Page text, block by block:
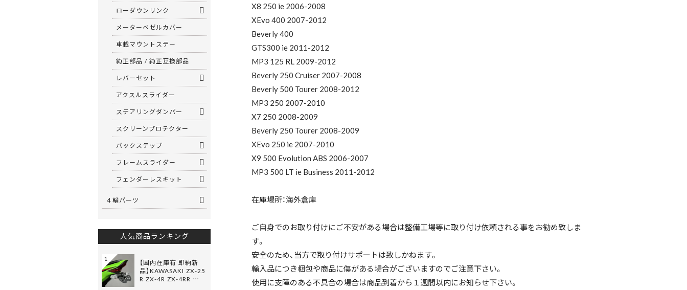
X8 250 ie 2006-2008
XEvo 400 2007-2012
Beverly 400
GTS300 ie 2011-2012
MP3 125 RL 2009-2012
Beverly 250 Cruiser 2007-2008
Beverly 500 Tourer 2008-2012
MP3 250 2007-2010
X7 250 2008-2009
Beverly 250 Tourer 2008-2009
XEvo 250 ie 2007-2010
X9 500 Evolution ABS 2006-2007
MP3 500 LT ie Business 2011-2012
在庫場所：海外倉庫
ご自身でのお取り付けにご不安がある場合は整備工場等に取り付け依頼される事をお勧め致しま
す。
安全のため、当方で取り付けサポートは致しかねます。
輸入品につき梱包や商品に傷がある場合がございますのでご注意下さい。
使用に支障のある不具合の場合は商品到着から１週間以内にお知らせ下さい。
ローダウンリンク
メーターベゼルカバー
車載マウントステー
純正部品 / 純正互換部品
レバーセット
アクスルスライダー
ステアリングダンパー
スクリーンプロテクター
バックステップ
フレームスライダー
フェンダーレスキット
４輪パーツ
人気商品ランキング
【国内在庫有 即納新
品】KAWASAKI ZX-25
R ZX-4R ZX-4RR …
1